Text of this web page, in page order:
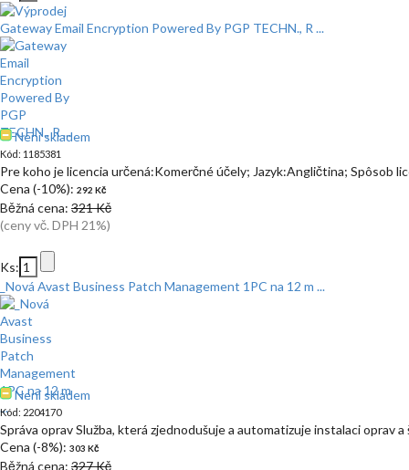
Gateway Email Encryption Powered By PGP TECHN., R ...
Není skladem
Kód: 1185381
Pre koho je licencia určená:Komerčné účely; Jazyk:Angličtina; Spôsob
Cena (-10%): 292 Kč
Běžná cena: 321 Kč
(ceny vč. DPH 21%)
Ks:
_Nová Avast Business Patch Management 1PC na 12 m ...
Není skladem
Kód: 2204170
Správa oprav Služba, která zjednodušuje a automatizuje instalaci oprav
Cena (-8%): 303 Kč
Běžná cena: 327 Kč